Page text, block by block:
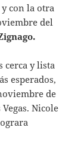
con la otra
del
cerca y lista
esperados,
de
Nicole